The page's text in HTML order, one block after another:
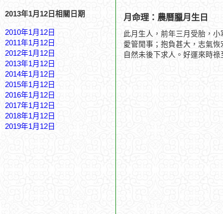
2013年1月12日相關日期
2010年1月12日
2011年1月12日
2012年1月12日
2013年1月12日
2014年1月12日
2015年1月12日
2016年1月12日
2017年1月12日
2018年1月12日
2019年1月12日
月命理：農曆臘月生日
此月生人，前年三月受胎，
愛管閒事；抱負甚大，志氣
自然未後下求人。好運來時